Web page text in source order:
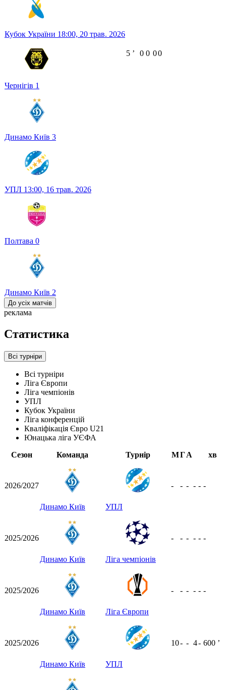
Кубок України 18:00, 20 трав. 2026
Чернігів 1
Динамо Київ 3
5 ʼ 0 0 00
УПЛ 13:00, 16 трав. 2026
Полтава 0
Динамо Київ 2
До усіх матчів
реклама
Статистика
Всі турніри
Всі турніри
Ліга Європи
Ліга чемпіонів
УПЛ
Кубок України
Ліга конференцій
Кваліфікація Євро U21
Юнацька ліга УЄФА
Сезон
Команда Турнір МГА хв
2026/2027
Динамо Київ УПЛ
- - - - - -
2025/2026
Динамо Київ Ліга чемпіонів
- - - - - -
2025/2026
Динамо Київ Ліга Європи
- - - - - -
2025/2026
Динамо Київ УПЛ
10- - 4- 600 ʼ